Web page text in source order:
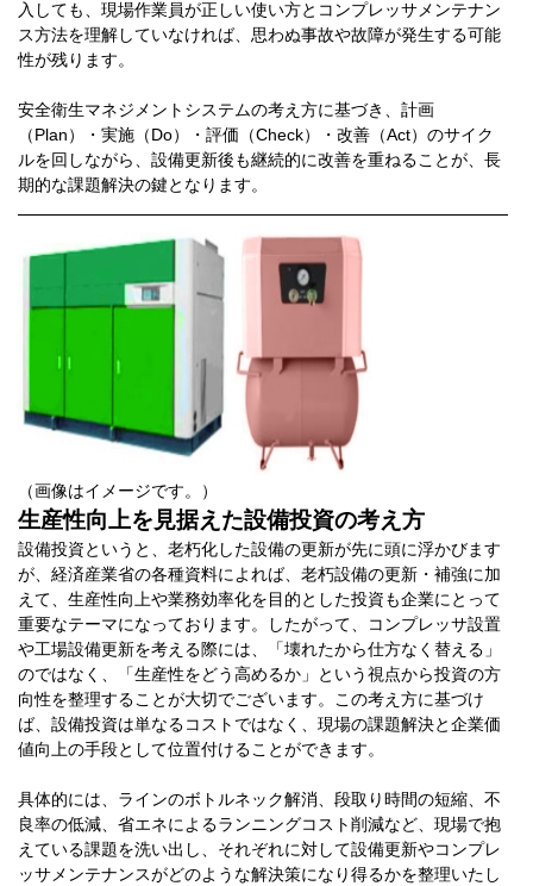
入しても、現場作業員が正しい使い方とコンプレッサメンテナン
ス方法を理解していなければ、思わぬ事故や故障が発生する可能
性が残ります。
安全衛生マネジメントシステムの考え方に基づき、計画
（Plan）・実施（Do）・評価（Check）・改善（Act）のサイク
ルを回しながら、設備更新後も継続的に改善を重ねることが、長
期的な課題解決の鍵となります。
（画像はイメージです。）
生産性向上を見据えた設備投資の考え方
設備投資というと、老朽化した設備の更新が先に頭に浮かびます
が、経済産業省の各種資料によれば、老朽設備の更新・補強に加
えて、生産性向上や業務効率化を目的とした投資も企業にとって
重要なテーマになっております。したがって、コンプレッサ設置
や工場設備更新を考える際には、「壊れたから仕方なく替える」
のではなく、「生産性をどう高めるか」という視点から投資の方
向性を整理することが大切でございます。この考え方に基づけ
ば、設備投資は単なるコストではなく、現場の課題解決と企業価
値向上の手段として位置付けることができます。
具体的には、ラインのボトルネック解消、段取り時間の短縮、不
良率の低減、省エネによるランニングコスト削減など、現場で抱
えている課題を洗い出し、それぞれに対して設備更新やコンプレ
ッサメンテナンスがどのような解決策になり得るかを整理いたし